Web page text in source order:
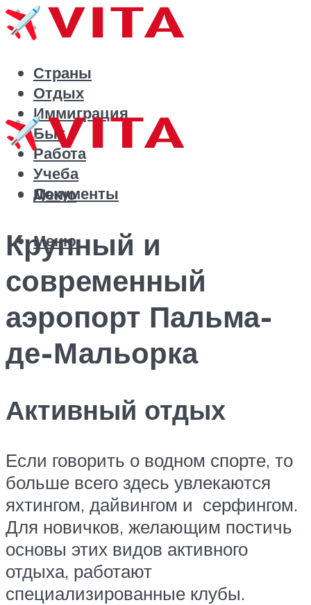
Страны
Отдых
Иммиграция
Быт
Работа
Учеба
Документы
Меню
Меню
Крупный и
современный
аэропорт Пальма-
де-Мальорка
Активный отдых
Если говорить о водном спорте, то
больше всего здесь увлекаются
яхтингом, дайвингом и серфингом.
Для новичков, желающим постичь
основы этих видов активного
отдыха, работают
специализированные клубы.